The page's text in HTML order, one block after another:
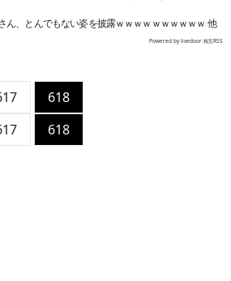
ん、とんでもない姿を披露ｗｗｗｗｗｗｗｗｗｗ 他
Powered by livedoor 相互RSS
618
618